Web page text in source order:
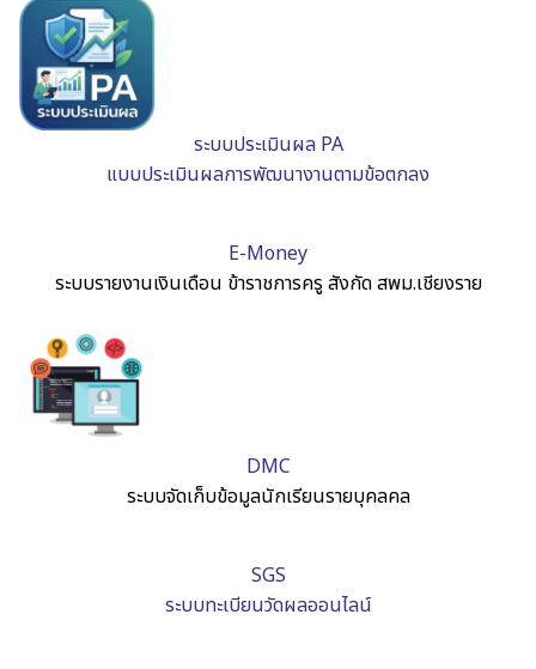
ระบบประเมินผล PA
แบบประเมินผลการพัฒนางานตามข้อตกลง
E-Money
ระบบรายงานเงินเดือน ข้าราชการครู สังกัด สพม.เชียงราย
DMC
ระบบจัดเก็บข้อมูลนักเรียนรายบุคลคล
SGS
ระบบทะเบียนวัดผลออนไลน์